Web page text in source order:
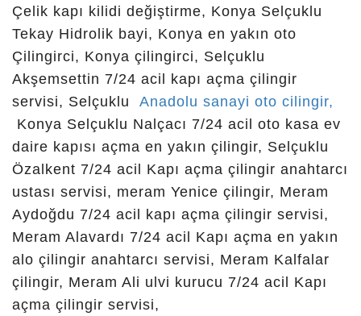
çilingir konyaa, çilingir konyat, çilingir oto, çilingir
sakarya, çilingirci, çilingirçi, en yakın çilingirci, en
yakin cilingir, en yakin çilingir, erenköy çilingir,
hatunsaraylı oto çilingir, hocacihan konya çilingir,
ihsaniye çilingir, k0nya çilingir, kale çelik kasa
çilingir, kale çelik kasa fiyatları, kale kilit, kale kilit
fiyatları, kale kilit göbek fiyatları, kale oda kapısı
anahtarı, kapı kumandası, kilit değiştirme,
kizilören, konua çilingir, konya 7 24 acil nöbetçi
çilingir, konya anahtar kopyalama, konya
anahtarcılar, konya bilingir, konya bosna cilingir,
konya bosna hersek mahallesi, konya cilingir
bosna, konya çiliaingir, konya çilingir 1, konya
çilingir 5, konya çilingir -888, konya çilingir -999,
Çelik kapı kilidi değiştirme, Konya Selçuklu
Tekay Hidrolik bayi, Konya en yakın oto
Çilingirci, Konya çilingirci, Selçuklu
Akşemsettin 7/24 acil kapı açma çilingir
servisi, Selçuklu Anadolu sanayi oto cilingir,
Konya Selçuklu Nalçacı 7/24 acil oto kasa ev
daire kapısı açma en yakın çilingir, Selçuklu
Özalkent 7/24 acil Kapı açma çilingir anahtarcı
ustası servisi, meram Yenice çilingir, Meram
Aydoğdu 7/24 acil kapı açma çilingir servisi,
Meram Alavardı 7/24 acil Kapı açma en yakın
alo çilingir anahtarcı servisi, Meram Kalfalar
çilingir, Meram Ali ulvi kurucu 7/24 acil Kapı
açma çilingir servisi,